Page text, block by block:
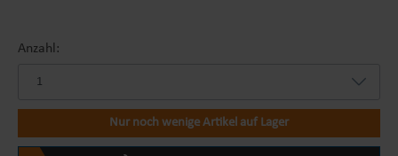
Anzahl:
Nur noch wenige Artikel auf Lager